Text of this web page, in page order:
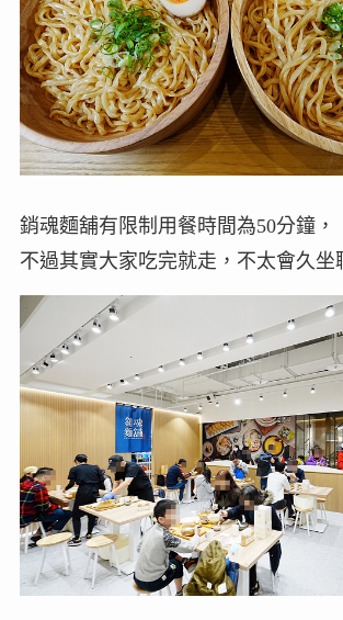
銷魂麵舖有限制用餐時間為50分鐘，
不過其實大家吃完就走，不太會久坐